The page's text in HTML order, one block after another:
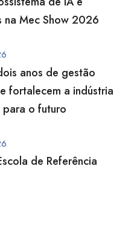
na Mec Show 2026
anos de gestão
fortalecem a indústria
para o futuro
de Referência